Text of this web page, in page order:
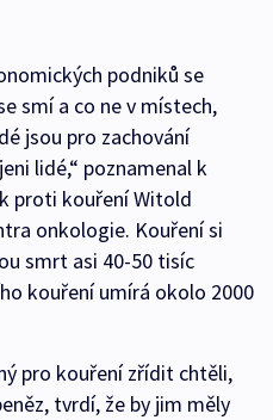
podniků se
smí a co ne v místech,
jsou pro zachování
lidé,“ poznamenal k
proti kouření Witold
onkologie. Kouření si
smrt asi 40-50 tisíc
kouření umírá okolo 2000
pro kouření zřídit chtěli,
tvrdí, že by jim měly